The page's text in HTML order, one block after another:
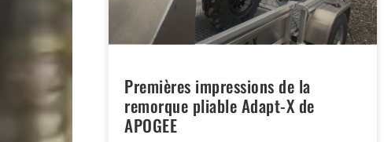
Premières impressions de la
remorque pliable Adapt-X de
APOGEE